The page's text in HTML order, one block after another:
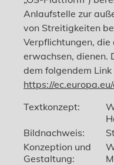
Anlaufstelle zur
von Streitigkeiten
Verpflichtungen,
erwachsen, dienen.
dem folgendem
https://
Textkonzept:
Bildnachweis:
Konzeption und
Gestaltung: